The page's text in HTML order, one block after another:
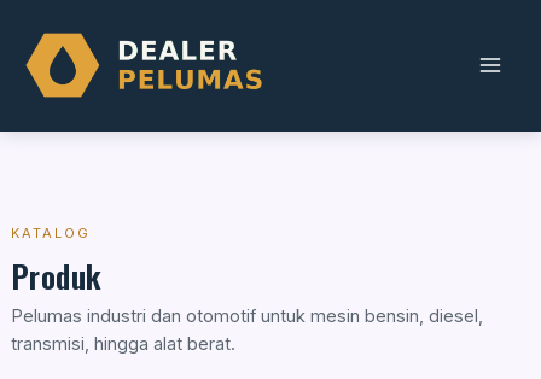
content
KATALOG
Produk
Pelumas industri dan otomotif untuk mesin bensin, diesel,
transmisi, hingga alat berat.